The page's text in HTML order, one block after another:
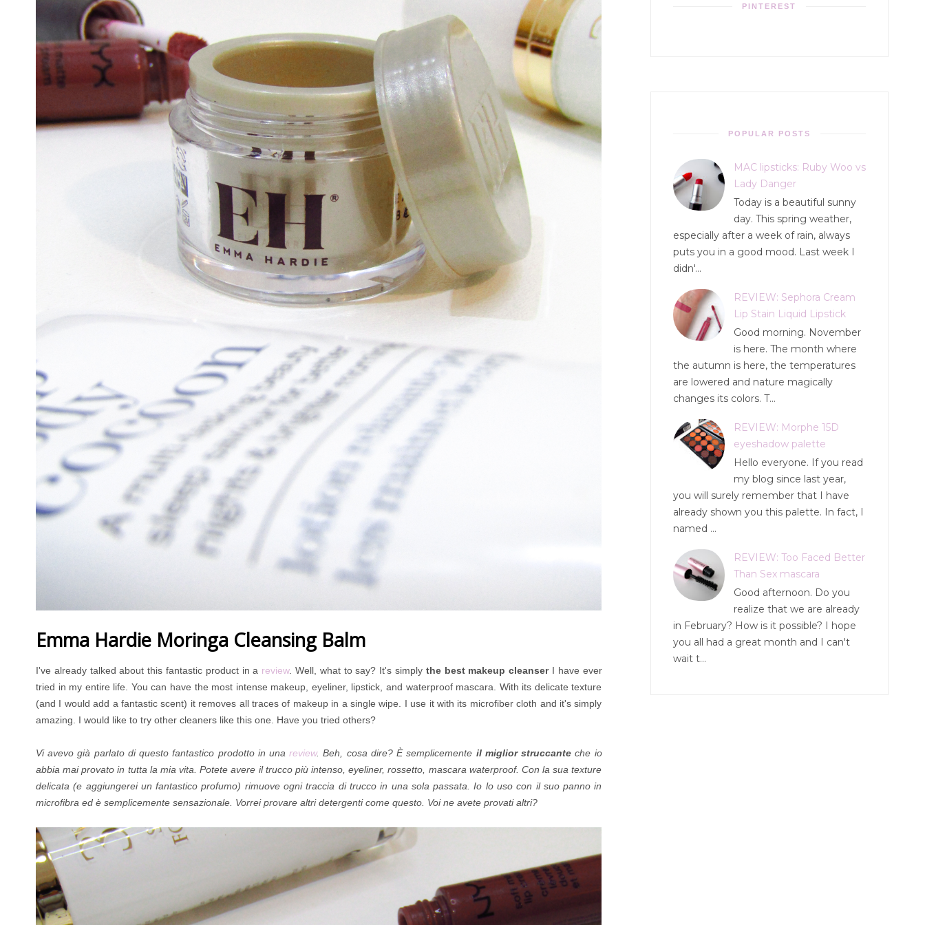
Emma Hardie Moringa Cleansing Balm
I've already talked about this fantastic product in a review. Well, what to say? It's simplythe best makeup cleanserI have ever
tried in my entire life. You can have the most intense makeup, eyeliner, lipstick, and waterproof mascara. With its delicate texture
(and I would add a fantastic scent) it removes all traces of makeup in a single wipe. I use it with its microfiber cloth and it's simply
amazing. I would like to try other cleaners like this one. Have you tried others?
Vi avevo già parlato di questo fantastico prodotto in unareview. Beh, cosa dire? È semplicemente il miglior struccanteche io
abbia mai provato in tutta la mia vita. Potete avere il trucco più intenso, eyeliner, rossetto, mascara waterproof. Con la sua texture
delicata (e aggiungerei un fantastico profumo) rimuove ogni traccia di trucco in una sola passata. Io lo uso con il suo panno in
microfibra ed è semplicemente sensazionale. Vorrei provare altri detergenti come questo. Voi ne avete provati altri?
PINTEREST
POPULAR POSTS
MAC lipsticks: Ruby Woo vs
Lady Danger
Today is a beautiful sunny
day. This spring weather,
especially after a week of rain, always
puts you in a good mood. Last week I
didn'...
REVIEW: Sephora Cream
Lip Stain Liquid Lipstick
Good morning. November
is here. The month where
the autumn is here, the temperatures
are lowered and nature magically
changes its colors. T...
REVIEW: Morphe 15D
eyeshadow palette
Hello everyone. If you read
my blog since last year,
you will surely remember that I have
already shown you this palette. In fact, I
named ...
REVIEW: Too Faced Better
Than Sex mascara
Good afternoon. Do you
realize that we are already
in February? How is it possible? I hope
you all had a great month and I can't
wait t...